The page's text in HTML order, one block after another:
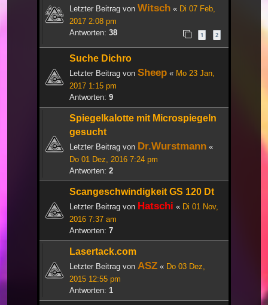
Letzter Beitrag von Witsch « Di 07 Feb,
2017 2:08 pm
Antworten: 38 1 2
Suche Dichro
Letzter Beitrag von Sheep « Mo 23 Jan,
2017 1:15 pm
Antworten: 9
Spiegelkalotte mit Microspiegeln
gesucht
Letzter Beitrag von Dr.Wurstmann «
Do 01 Dez, 2016 7:24 pm
Antworten: 2
Scangeschwindigkeit GS 120 Dt
Letzter Beitrag von Hatschi « Di 01 Nov,
2016 7:37 am
Antworten: 7
Lasertack.com
Letzter Beitrag von ASZ « Do 03 Dez,
2015 12:55 pm
Antworten: 1